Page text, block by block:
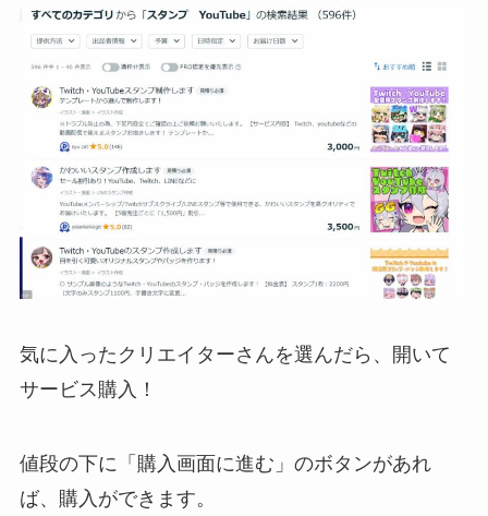
気に入ったクリエイターさんを選んだら、開いて
サービス購入！
値段の下に 「購入画面に進む」のボタンがあれ
ば、購入ができます。